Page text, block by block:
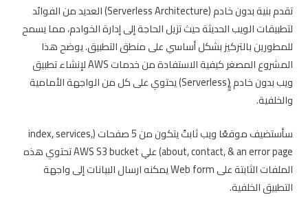
تقدم بنية بدون خادم (Serverless Architecture) العديد من الفوائد
لتطبيقات الويب الحديثة حيث تزيل الحاجة إلى إدارة الخوادم، مما يسمح
للمطورين بالتركيز بشكل أساسي على منطق التطبيق. يوضح هذا
المشروع المصغر كيفية الاستفادة من خدمات AWS لإنشاء تطبيق
ويب بدون خادم (ٍٍServerless) يحتوي على كل من الواجهة الأمامية
والخلفية.
سأستضيف موقعًا ويب ثابتً يتكون من 5 صفحات (index, services,
about, contact, & an error page) علىِ AWS S3 bucket تحتوي هذه
الملفات الثابتة على Web form يمكنه ارسال البيانات إلى واجهة
التطبيق الخلفية.